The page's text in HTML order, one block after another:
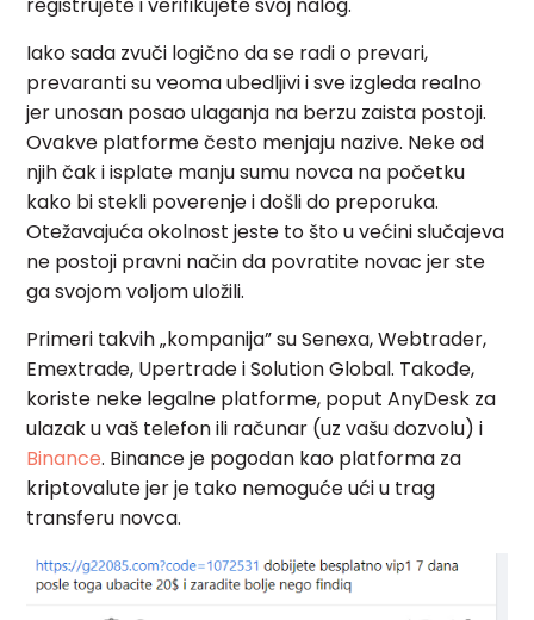
Iako sada zvuči logično da se radi o prevari,
prevaranti su veoma ubedljivi i sve izgleda realno
jer unosan posao ulaganja na berzu zaista postoji.
Ovakve platforme često menjaju nazive. Neke od
njih čak i isplate manju sumu novca na početku
kako bi stekli poverenje i došli do preporuka.
Otežavajuća okolnost jeste to što u većini slučajeva
ne postoji pravni način da povratite novac jer ste
ga svojom voljom uložili.
Primeri takvih „kompanija” su Senexa, Webtrader,
Emextrade, Upertrade i Solution Global. Takođe,
koriste neke legalne platforme, poput AnyDesk za
ulazak u vaš telefon ili računar (uz vašu dozvolu) i
Binance. Binance je pogodan kao platforma za
kriptovalute jer je tako nemoguće ući u trag
transferu novca.